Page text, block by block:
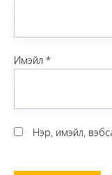
Имэйл *
Нэр, имэйл,